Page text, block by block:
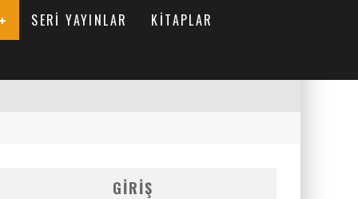
SERI YAYINLAR KITAPLAR
GIRIŞ